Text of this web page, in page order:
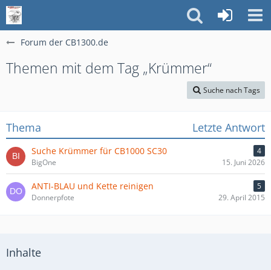
Forum der CB1300.de
Themen mit dem Tag „Krümmer“
Suche nach Tags
Thema Letzte Antwort
Suche Krümmer für CB1000 SC30
4
BigOne
15. Juni 2026
ANTI-BLAU und Kette reinigen
5
Donnerpfote
29. April 2015
Inhalte